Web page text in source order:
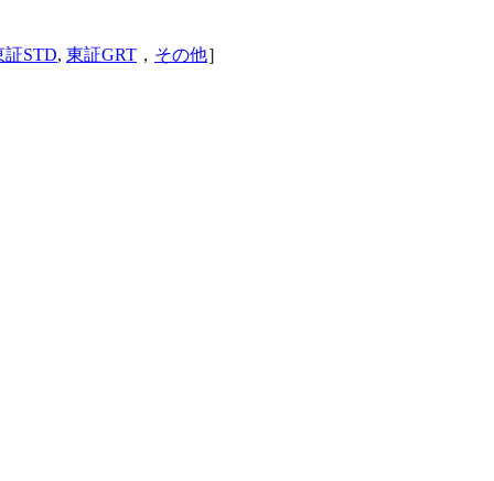
証STD, 東証GRT ， その他］